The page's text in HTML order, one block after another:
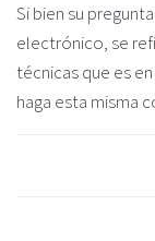
Si bien su
electrónico, se
técnicas que es
haga esta misma